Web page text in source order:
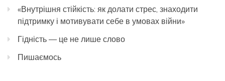
«Внутрішня стійкість: як долати стрес, знаходити
підтримку і мотивувати себе в умовах війни»
Гідність — це не лише слово
Пишаємось